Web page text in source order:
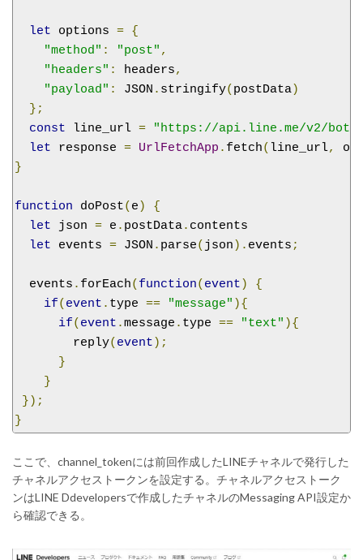
let options = {
"method" : "post" ,
"headers" : headers,
"payload" : JSON . stringify( postData)
};
const line_url =
"https://api.line.me/v2/bot/
let response = UrlFetchApp . fetch( line_url,
}
function doPost( e )
{
let json = e . postData. contents
let events = JSON . parse( json ). events ;
  events
. forEach( function( event )
{
if( event . type == "message" ){
if( event .message . type == "text" ){
        reply
( event );
}
}
});
}
ここで、channel_tokenには前回作成したLINEチャネルで発行した
チャネルアクセストークンを設定する。チャネルアクセストーク
ンはLINE Ddevelopersで作成したチャネルのMessaging API設定か
ら確認できる。